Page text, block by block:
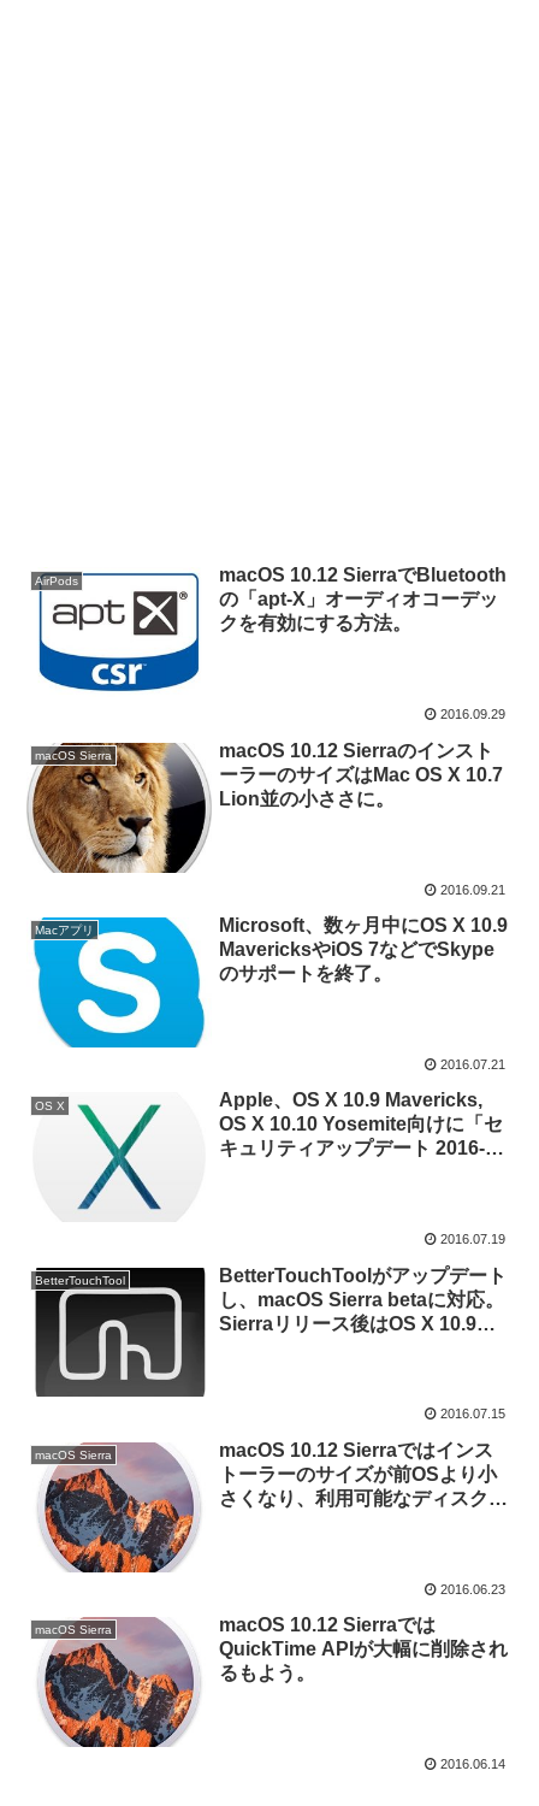
AirPods
macOS 10.12 SierraでBluetooth
の「apt-X」オーディオコーデッ
クを有効にする方法。
2016.09.29
macOS Sierra
macOS 10.12 Sierraのインスト
ーラーのサイズはMac OS X 10.7
Lion並の小ささに。
2016.09.21
Macアプリ
Microsoft、数ヶ月中にOS X 10.9
MavericksやiOS 7などでSkype
のサポートを終了。
2016.07.21
OS X
Apple、OS X 10.9 Mavericks,
OS X 10.10 Yosemite向けに「セ
キュリティアップデート 2016-
2016.07.19
BetterTouchTool
BetterTouchToolがアップデート
し、macOS Sierra betaに対応。
Sierraリリース後はOS X 10.9
2016.07.15
macOS Sierra
macOS 10.12 Sierraではインス
トーラーのサイズが前OSより小
さくなり、利用可能なディスクス
2016.06.23
macOS Sierra
macOS 10.12 Sierraでは
QuickTime APIが大幅に削除され
るもよう。
2016.06.14